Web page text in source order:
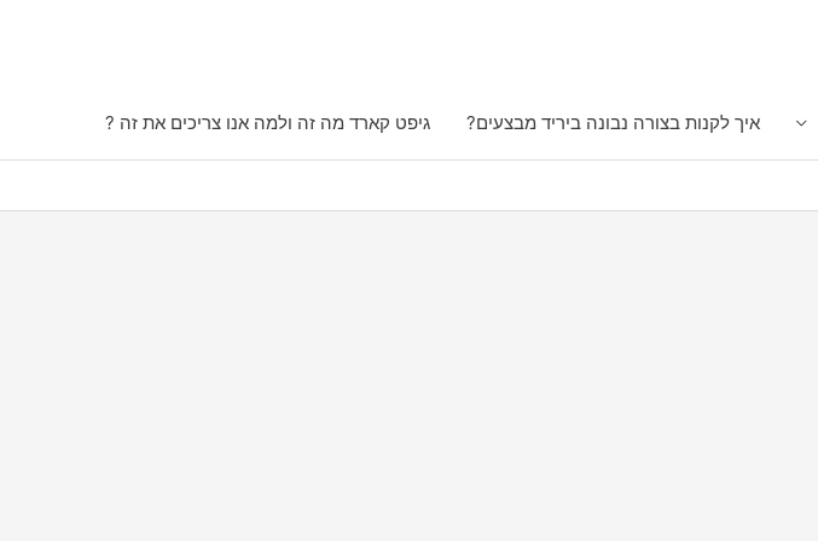
איך לקנות בצורה נבונה ביריד מבצעים? גיפט קארד מה זה ולמה אנו צריכים את זה ?